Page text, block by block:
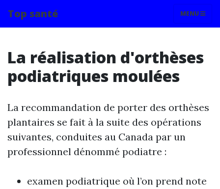
Top santé MENU
La réalisation d'orthèses
podiatriques moulées
La recommandation de porter des orthèses
plantaires se fait à la suite des opérations
suivantes, conduites au Canada par un
professionnel dénommé podiatre :
examen podiatrique où l’on prend note